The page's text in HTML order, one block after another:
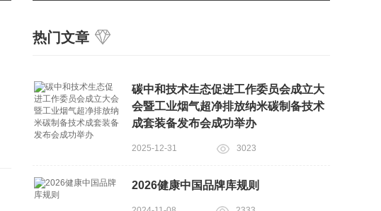
热门文章
碳中和技术生态促进工作委员会成立大
会暨工业烟气超净排放纳米碳制备技术
成套装备发布会成功举办
2025-12-31 3023
2026健康中国品牌库规则